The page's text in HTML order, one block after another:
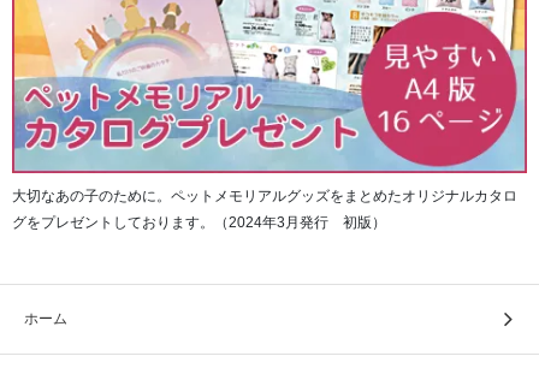
大切なあの子のために。ペットメモリアルグッズをまとめたオリジナルカタロ
グをプレゼントしております。（2024年3月発行 初版）
ホーム